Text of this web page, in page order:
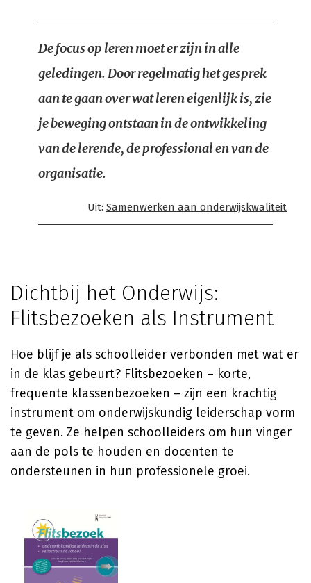
De focus op leren moet er zijn in alle
geledingen. Door regelmatig het gesprek
aan te gaan over wat leren eigenlijk is, zie
je beweging ontstaan in de ontwikkeling
van de lerende, de professional en van de
organisatie.
Uit: Samenwerken aan onderwijskwaliteit
Dichtbij het Onderwijs:
Flitsbezoeken als Instrument
Hoe blijf je als schoolleider verbonden met wat er
in de klas gebeurt? Flitsbezoeken – korte,
frequente klassenbezoeken – zijn een krachtig
instrument om onderwijskundig leiderschap vorm
te geven. Ze helpen schoolleiders om hun vinger
aan de pols te houden en docenten te
ondersteunen in hun professionele groei.